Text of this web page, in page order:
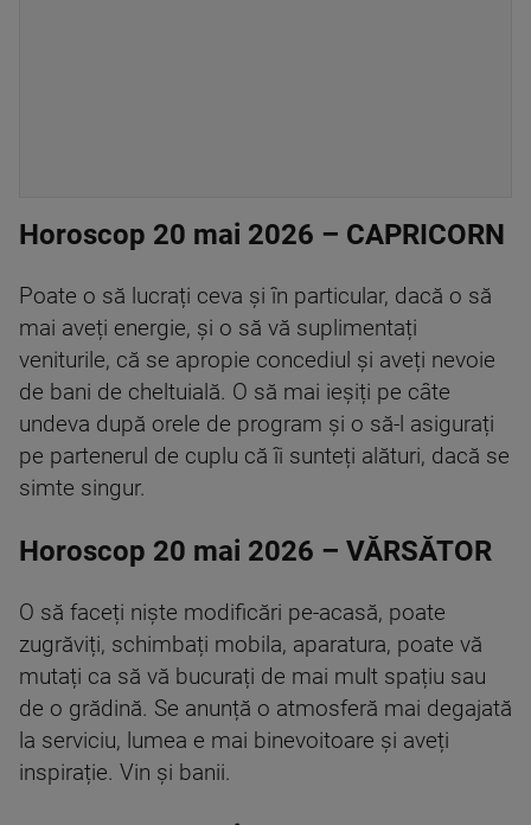
Horoscop 20 mai 2026 – CAPRICORN
Poate o să lucrați ceva și în particular, dacă o să
mai aveți energie, și o să vă suplimentați
veniturile, că se apropie concediul și aveți nevoie
de bani de cheltuială. O să mai ieșiți pe câte
undeva după orele de program și o să-l asigurați
pe partenerul de cuplu că îi sunteți alături, dacă se
simte singur.
Horoscop 20 mai 2026 – VĂRSĂTOR
O să faceți niște modificări pe-acasă, poate
zugrăviți, schimbați mobila, aparatura, poate vă
mutați ca să vă bucurați de mai mult spațiu sau
de o grădină. Se anunță o atmosferă mai degajată
la serviciu, lumea e mai binevoitoare și aveți
inspirație. Vin și banii.